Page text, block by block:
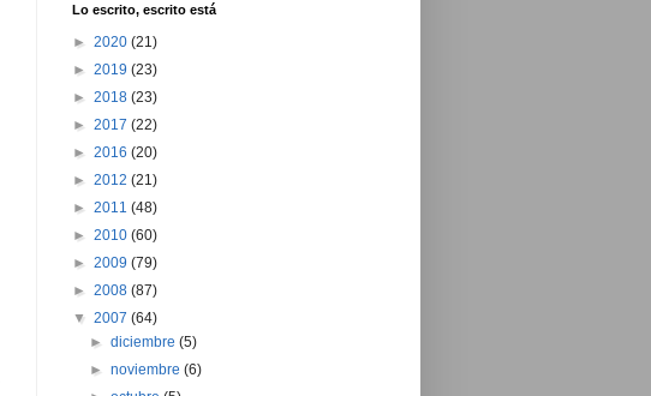
Lo escrito, escrito está
► 2020 (21)
► 2019 (23)
► 2018 (23)
► 2017 (22)
► 2016 (20)
► 2012 (21)
► 2011 (48)
► 2010 (60)
► 2009 (79)
► 2008 (87)
▼ 2007 (64)
►diciembre(5)
►noviembre(6)